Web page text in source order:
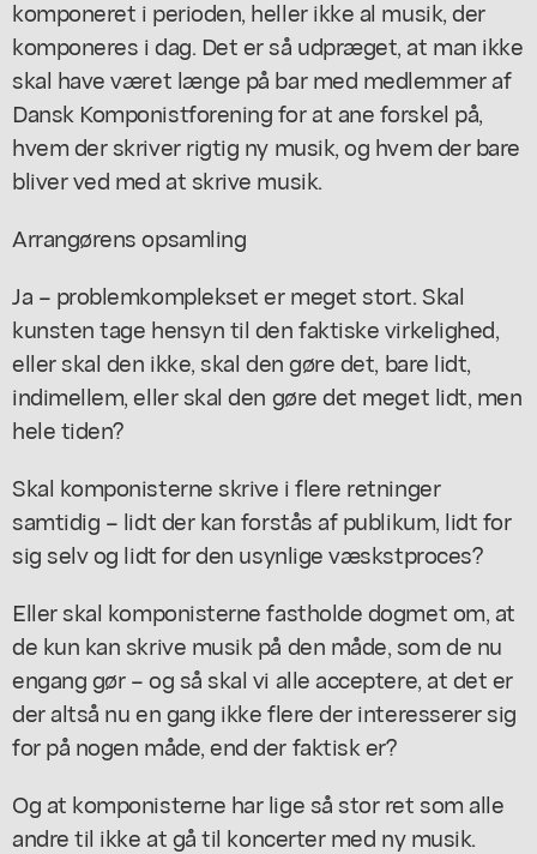
komponeret i perioden, heller ikke al musik, der
komponeres i dag. Det er så udpræget, at man ikke
skal have været længe på bar med medlemmer af
Dansk Komponistforening for at ane forskel på,
hvem der skriver rigtig ny musik, og hvem der bare
bliver ved med at skrive musik.
Arrangørens opsamling
Ja – problemkomplekset er meget stort. Skal
kunsten tage hensyn til den faktiske virkelighed,
eller skal den ikke, skal den gøre det, bare lidt,
indimellem, eller skal den gøre det meget lidt, men
hele tiden?
Skal komponisterne skrive i flere retninger
samtidig – lidt der kan forstås af publikum, lidt for
sig selv og lidt for den usynlige væskstproces?
Eller skal komponisterne fastholde dogmet om, at
de kun kan skrive musik på den måde, som de nu
engang gør – og så skal vi alle acceptere, at det er
der altså nu en gang ikke flere der interesserer sig
for på nogen måde, end der faktisk er?
Og at komponisterne har lige så stor ret som alle
andre til ikke at gå til koncerter med ny musik.